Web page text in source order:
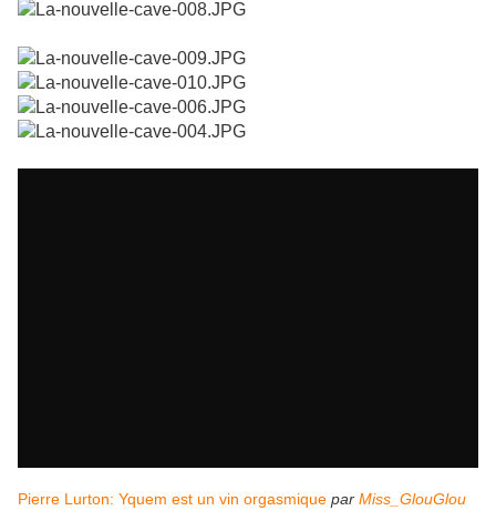
Pierre Lurton: Yquem est un vin orgasmique par Miss_GlouGlou